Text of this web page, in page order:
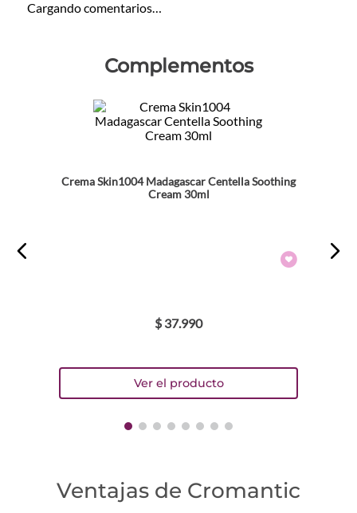
Cargando comentarios…
Complementos
Crema Skin1004 Madagascar Centella Soothing
Cream 30ml
$ 37.990
Ventajas de Cromantic